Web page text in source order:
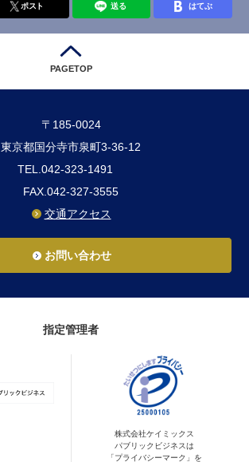
ポスト 送る はてぶ
PAGETOP
〒185-0024
東京都国分寺市泉町3-36-12
TEL.042-323-1491
FAX.042-327-3555
交通アクセス
お問い合わせ
指定管理者
株式会社ケイミックス
パブリックビジネスは
「プライバシーマーク」を